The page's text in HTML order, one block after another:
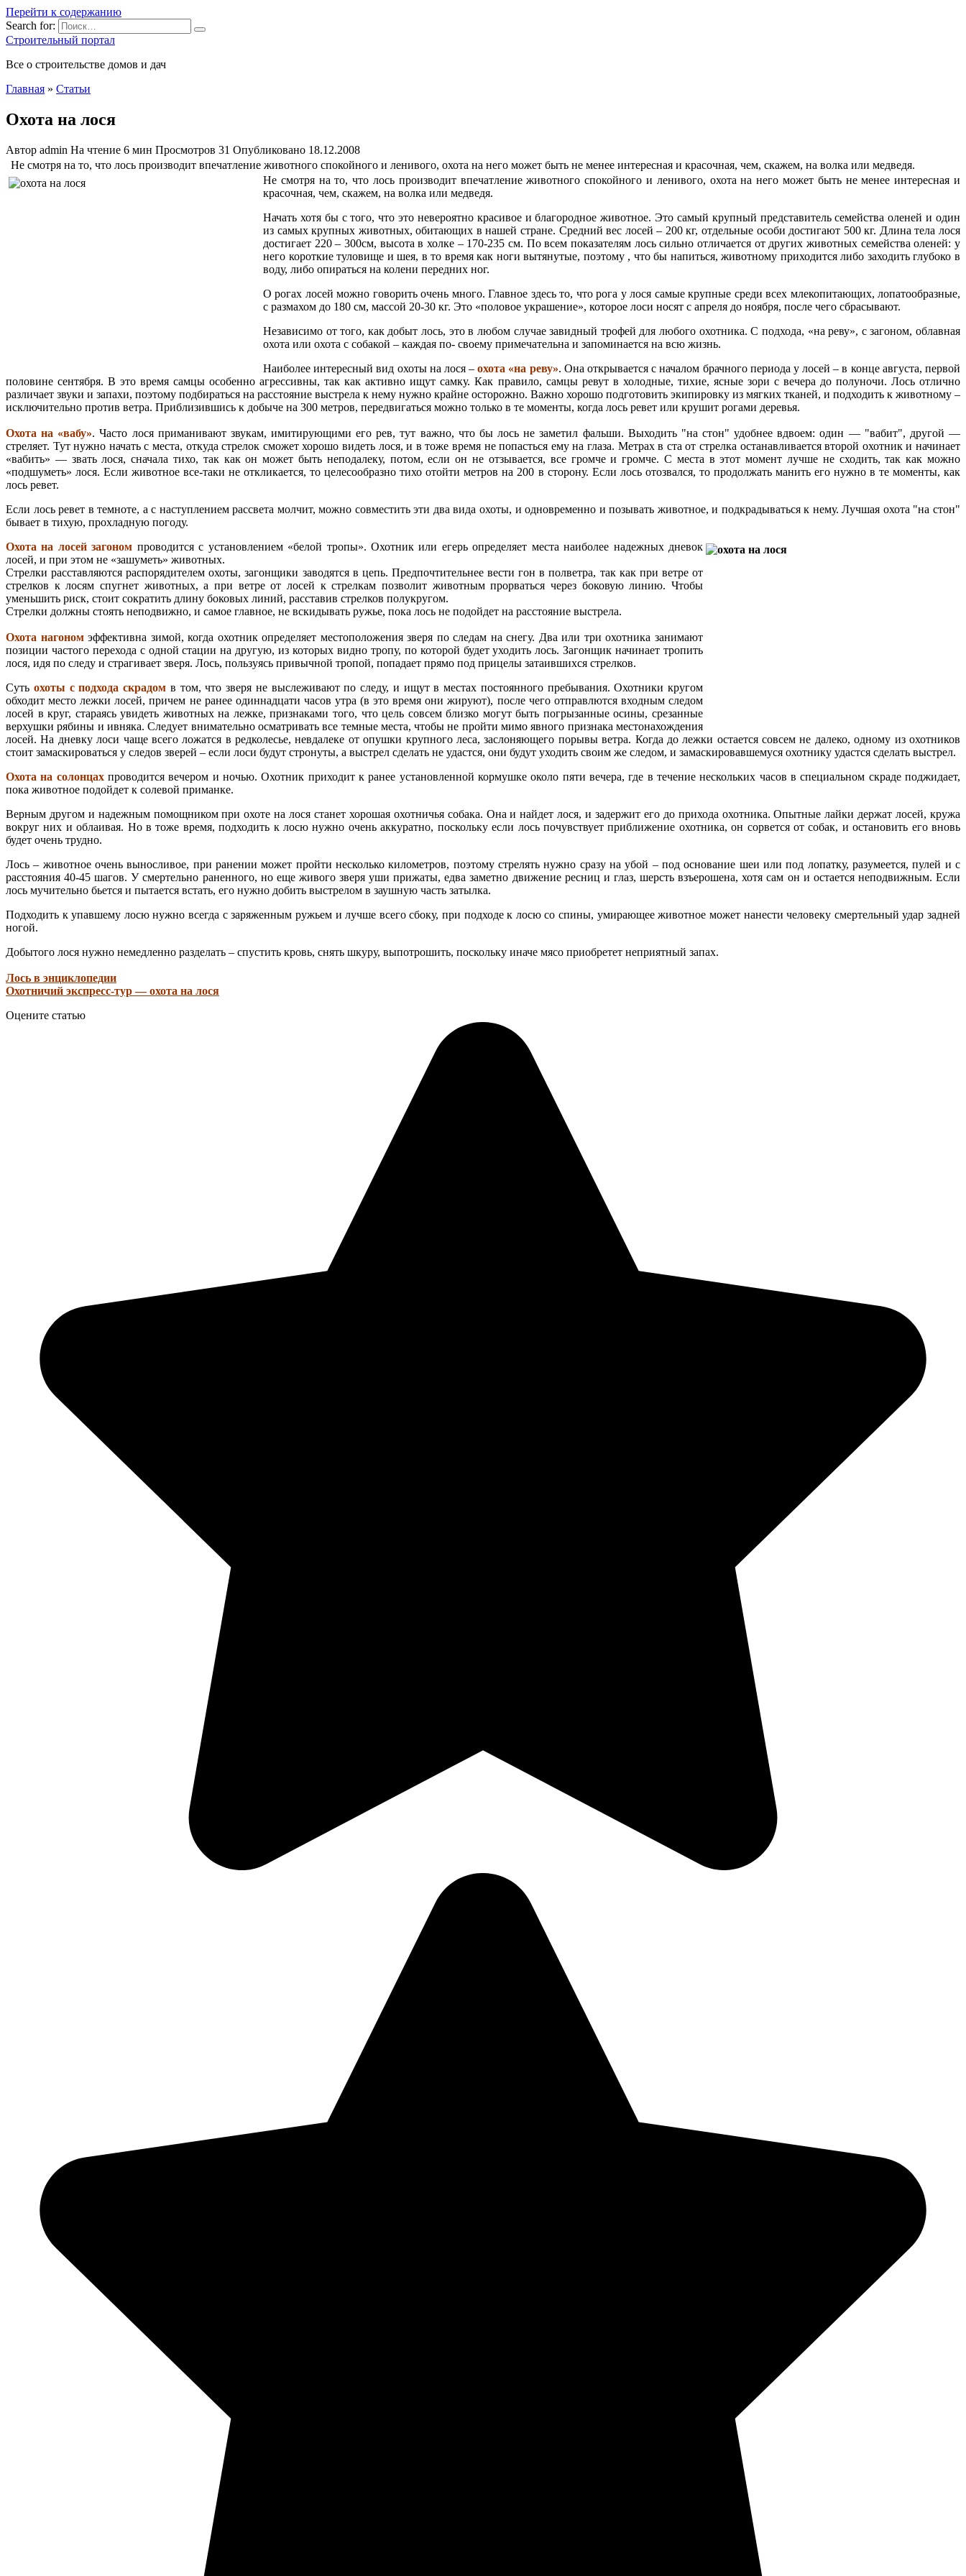
Перейти к содержанию
Search for:
Строительный портал
Все о строительстве домов и дач
Главная » Статьи
Охота на лося
Автор admin На чтение 6 мин Просмотров 31 Опубликовано 18.12.2008
Не смотря на то, что лось производит впечатление животного спокойного и ленивого, охота на него может быть не менее интересная и красочная, чем, скажем, на волка или медведя.
Не смотря на то, что лось производит впечатление животного спокойного и ленивого, охота на него может быть не менее интересная и
красочная, чем, скажем, на волка или медведя.
Начать хотя бы с того, что это невероятно красивое и благородное животное. Это самый крупный представитель семейства оленей и один
из самых крупных животных, обитающих в нашей стране. Средний вес лосей – 200 кг, отдельные особи достигают 500 кг. Длина тела лося
достигает 220 – 300см, высота в холке – 170-235 см. По всем показателям лось сильно отличается от других животных семейства оленей: у
него короткие туловище и шея, в то время как ноги вытянутые, поэтому , что бы напиться, животному приходится либо заходить глубоко в
воду, либо опираться на колени передних ног.
О рогах лосей можно говорить очень много. Главное здесь то, что рога у лося самые крупные среди всех млекопитающих, лопатообразные,
с размахом до 180 см, массой 20-30 кг. Это «половое украшение», которое лоси носят с апреля до ноября, после чего сбрасывают.
Независимо от того, как добыт лось, это в любом случае завидный трофей для любого охотника. С подхода, «на реву», с загоном, облавная
охота или охота с собакой – каждая по- своему примечательна и запоминается на всю жизнь.
Наиболее интересный вид охоты на лося –охота «на реву». Она открывается с началом брачного периода у лосей – в конце августа, первой
половине сентября. В это время самцы особенно агрессивны, так как активно ищут самку. Как правило, самцы ревут в холодные, тихие, ясные зори с вечера до полуночи. Лось отлично
различает звуки и запахи, поэтому подбираться на расстояние выстрела к нему нужно крайне осторожно. Важно хорошо подготовить экипировку из мягких тканей, и подходить к животному –
исключительно против ветра. Приблизившись к добыче на 300 метров, передвигаться можно только в те моменты, когда лось ревет или крушит рогами деревья.
Охота на «вабу». Часто лося приманивают звукам, имитирующими его рев, тут важно, что бы лось не заметил фальши. Выходить "на стон" удобнее вдвоем: один — "вабит", другой —
стреляет. Тут нужно начать с места, откуда стрелок сможет хорошо видеть лося, и в тоже время не попасться ему на глаза. Метрах в ста от стрелка останавливается второй охотник и начинает
«вабить» — звать лося, сначала тихо, так как он может быть неподалеку, потом, если он не отзывается, все громче и громче. С места в этот момент лучше не сходить, так как можно
«подшуметь» лося. Если животное все-таки не откликается, то целесообразно тихо отойти метров на 200 в сторону. Если лось отозвался, то продолжать манить его нужно в те моменты, как
лось ревет.
Если лось ревет в темноте, а с наступлением рассвета молчит, можно совместить эти два вида охоты, и одновременно и позывать животное, и подкрадываться к нему. Лучшая охота "на стон"
бывает в тихую, прохладную погоду.
Охота на лосей загоном проводится с установлением «белой тропы». Охотник или егерь определяет места наиболее надежных дневок
лосей, и при этом не «зашуметь» животных.
Стрелки расставляются распорядителем охоты, загонщики заводятся в цепь. Предпочтительнее вести гон в полветра, так как при ветре от
стрелков к лосям спугнет животных, а при ветре от лосей к стрелкам позволит животным прорваться через боковую линию. Чтобы
уменьшить риск, стоит сократить длину боковых линий, расставив стрелков полукругом.
Стрелки должны стоять неподвижно, и самое главное, не вскидывать ружье, пока лось не подойдет на расстояние выстрела.
Охота нагономэффективна зимой, когда охотник определяет местоположения зверя по следам на снегу. Два или три охотника занимают
позиции частого перехода с одной стации на другую, из которых видно тропу, по которой будет уходить лось. Загонщик начинает тропить
лося, идя по следу и страгивает зверя. Лось, пользуясь привычной тропой, попадает прямо под прицелы затаившихся стрелков.
Суть охоты с подхода скрадом в том, что зверя не выслеживают по следу, и ищут в местах постоянного пребывания. Охотники кругом
обходит место лежки лосей, причем не ранее одиннадцати часов утра (в это время они жируют), после чего отправлются входным следом
лосей в круг, стараясь увидеть животных на лежке, признаками того, что цель совсем близко могут быть погрызанные осины, срезанные
верхушки рябины и ивняка. Следует внимательно осматривать все темные места, чтобы не пройти мимо явного признака местонахождения
лосей. На дневку лоси чаще всего ложатся в редколесье, невдалеке от опушки крупного леса, заслоняющего порывы ветра. Когда до лежки остается совсем не далеко, одному из охотников
стоит замаскироваться у следов зверей – если лоси будут стронуты, а выстрел сделать не удастся, они будут уходить своим же следом, и замаскировавшемуся охотнику удастся сделать выстрел.
Охота на солонцах проводится вечером и ночью. Охотник приходит к ранее установленной кормушке около пяти вечера, где в течение нескольких часов в специальном скраде поджидает,
пока животное подойдет к солевой приманке.
Верным другом и надежным помощником при охоте на лося станет хорошая охотничья собака. Она и найдет лося, и задержит его до прихода охотника. Опытные лайки держат лосей, кружа
вокруг них и облаивая. Но в тоже время, подходить к лосю нужно очень аккуратно, поскольку если лось почувствует приближение охотника, он сорвется от собак, и остановить его вновь
будет очень трудно.
Лось – животное очень выносливое, при ранении может пройти несколько километров, поэтому стрелять нужно сразу на убой – под основание шеи или под лопатку, разумеется, пулей и с
расстояния 40-45 шагов. У смертельно раненного, но еще живого зверя уши прижаты, едва заметно движение ресниц и глаз, шерсть взъерошена, хотя сам он и остается неподвижным. Если
лось мучительно бьется и пытается встать, его нужно добить выстрелом в заушную часть затылка.
Подходить к упавшему лосю нужно всегда с заряженным ружьем и лучше всего сбоку, при подходе к лосю со спины, умирающее животное может нанести человеку смертельный удар задней
ногой.
Добытого лося нужно немедленно разделать – спустить кровь, снять шкуру, выпотрошить, поскольку иначе мясо приобретет неприятный запах.
Лось в энциклопедии
Охотничий экспресс-тур — охота на лося
Оцените статью